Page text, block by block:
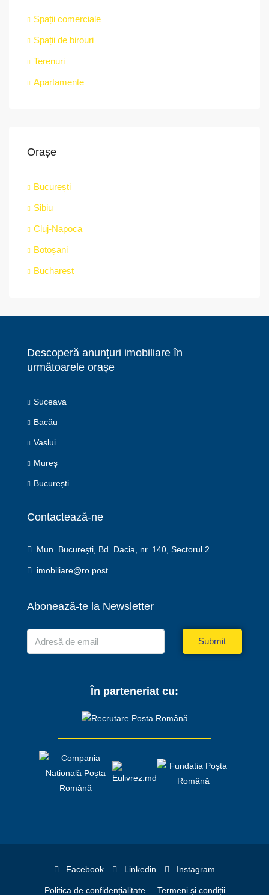
Spații comerciale
Spații de birouri
Terenuri
Apartamente
Orașe
București
Sibiu
Cluj-Napoca
Botoșani
Bucharest
Descoperă anunțuri imobiliare în
următoarele orașe
Suceava
Bacău
Vaslui
Mureș
București
Contactează-ne
Mun. București, Bd. Dacia, nr. 140, Sectorul 2
imobiliare@ro.post
Abonează-te la Newsletter
Submit
În parteneriat cu:
Facebook Linkedin Instagram
Politica de confidențialitate Termeni și condiții